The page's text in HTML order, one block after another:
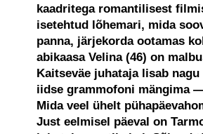
kaadritega romantilisest
isetehtud lõhemari, mida
panna, järjekorda ootamas
abikaasa Velina (46) on
Kaitseväe juhataja lisab
iidse grammofoni mängima
Mida veel ühelt
Just eelmisel päeval on